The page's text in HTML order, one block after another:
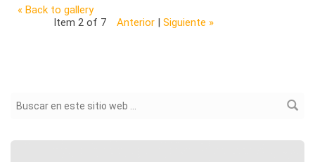
« Back to gallery
Item 2 of 7
Anterior| Siguiente »
Formulario de búsqueda